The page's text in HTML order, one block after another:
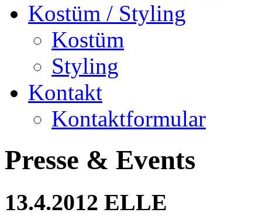
Kostüm / Styling
Kostüm
Styling
Kontakt
Kontaktformular
Presse & Events
13.4.2012 ELLE